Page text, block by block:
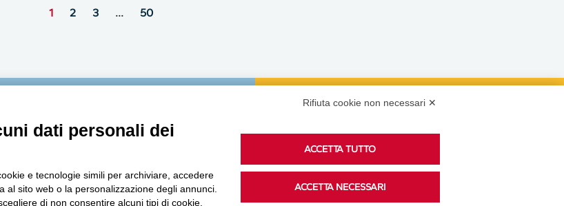
1 2 3 … 50
MultiMedia
i nostri video, storie e webinar.
Ascolta i podcast di approfondimento di Legacoop
Rifiuta cookie non necessari ✕
dati personali dei
e tecnologie simili per archiviare, accedere
sito web o la personalizzazione degli annunci.
di non consentire alcuni tipi di cookie.
ACCETTA TUTTO
ACCETTA NECESSARI